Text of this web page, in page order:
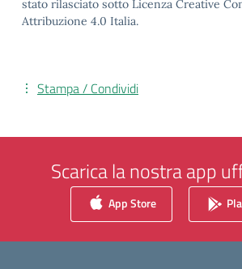
stato rilasciato sotto Licenza Creative
Attribuzione 4.0 Italia.
Stampa / Condividi
Scarica la nostra app
App Store